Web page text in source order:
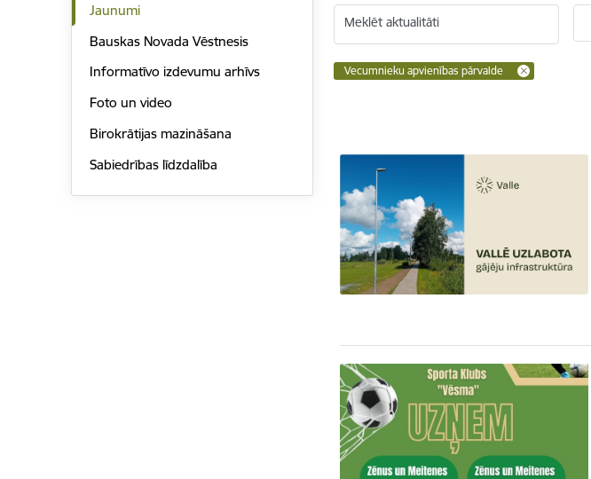
Jaunumi
Bauskas Novada Vēstnesis
Informatīvo izdevumu arhīvs
Foto un video
Birokrātijas mazināšana
Sabiedrības līdzdalība
Meklēt aktualitāti
Vecumnieku apvienības pārvalde